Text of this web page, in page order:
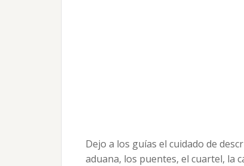
Dejo a los guías el cuidado de
aduana, los puentes, el cuartel, la